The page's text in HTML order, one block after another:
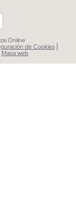
Online
de Cookies |
Mapa web